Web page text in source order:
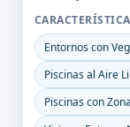
Entornos con
Piscinas al Aire
Piscinas con